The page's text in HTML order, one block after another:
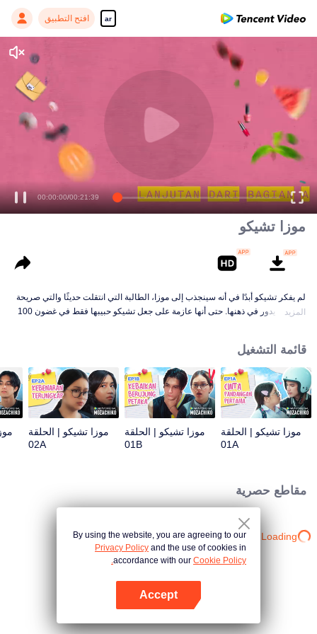
ar افتح التطبيق
Enjoy smooth and HD episodes
00:00:00/00:21:39
موزا تشيكو
لم يفكر تشيكو أبدًا في أنه سينجذب إلى موزا، الطالبة التي انتقلت حديثًا والتي صريحة
بشأن ما يدور في ذهنها. حتى أنها عازمة على جعل تشيكو حبيبها فقط في غضون 100
المزيد
قائمة التشغيل
موزا تشيكو | الحلقة
01A
موزا تشيكو | الحلقة
01B
موزا تشيكو | الحلقة
02A
مقاطع حصرية
Loading…
By using the website, you are agreeing to our
Privacy Policy and the use of cookies in
accordance with our Cookie Policy.
Accept